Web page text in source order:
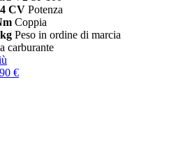
CV Potenza
Coppia
Peso in ordine di marcia
carburante
€